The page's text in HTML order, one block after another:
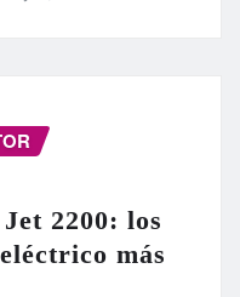
2200: los
más